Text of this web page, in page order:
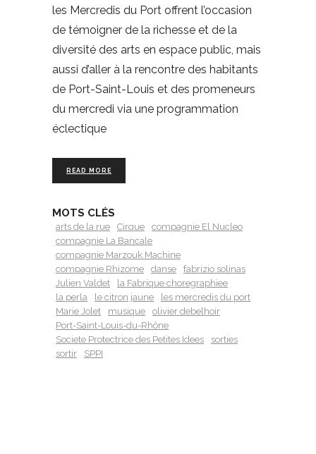
les Mercredis du Port offrent l’occasion
de témoigner de la richesse et de la
diversité des arts en espace public, mais
aussi d’aller à la rencontre des habitants
de Port-Saint-Louis et des promeneurs
du mercredi via une programmation
éclectique
READ MORE
MOTS CLÉS
arts de la rue Cirque
compagnie El Nucleo
compagnie La Bancale
compagnie Marzouk Machine
compagnie Rhizome
danse
fabrizio solinas
Julien Valdet
la Fabrique choregraphiee
la perla
le citron jaune
les mercredis du port
Marie Jolet
musique
olivier debelhoir
Port-Saint-Louis-du-Rhône
Societe Protectrice des Petites Idees
sorties
sortir
SPPI